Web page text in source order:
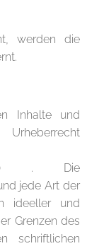
werden die
Inhalte und
. Die
jede Art der
ideeller und
Grenzen des
schriftlichen